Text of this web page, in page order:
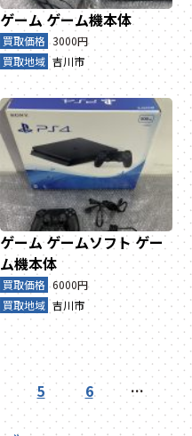
ゲーム ゲーム機本体
買取価格 3000円
買取地域 吉川市
ゲーム ゲームソフト ゲー
ム機本体
買取価格 6000円
買取地域 吉川市
5 6 …